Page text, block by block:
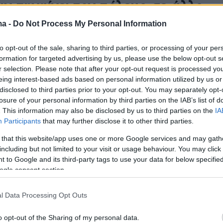
- Do Not Process My Personal Information
opt-out of the sale, sharing to third parties, or processing of your
for targeted advertising by us, please use the below opt-out
selection. Please note that after your opt-out request is processed
interest-based ads based on personal information utilized by us
to third parties prior to your opt-out. You may separately
of your personal information by third parties on the IAB’s list of
This information may also be disclosed by us to third parties on the
Participants that may further disclose it to other third parties.
that this website/app uses one or more Google services and may
but not limited to your visit or usage behaviour. You may
to Google and its third-party tags to use your data for below
consent section.
Data Processing Opt Outs
opt-out of the Sharing of my personal data.
πηγαίνει τον πόλεμο σε άλλο
βαρβαρότητας, λέει η
όταν λέει ότι επιθυμεί ειρηνευτικές
εκτιμά η υφυπουργός Εξωτερικών των ΗΠΑ
Δένδια - Νούλαντ για
και Ανατολική Μεσόγειο
πραγματοποιήθηκε στο περιθώριο της Γενικής
του ΟΗΕ - Ο Έλληνας ΥΠΕΞ είδε και τον ομόλογό
Μακεδονία Μπουγιάρ Οσμάνι
1